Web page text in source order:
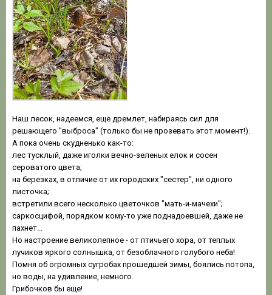
Наш лесок, надеемся, еще дремлет, набираясь сил для
решающего "выброса" (только бы не прозевать этот момент!).
А пока очень скудненько как-то:
лес тусклый, даже иголки вечно-зеленых елок и сосен
сероватого цвета;
на березках, в отличие от их городских "сестер", ни одного
листочка;
встретили всего несколько цветочков "мать-и-мачехи";
cаркосцифой, порядком кому-то уже поднадоевшей, даже не
пахнет...
Но настроение великолепное - от птичьего хора, от теплых
лучиков яркого солнышка, от безоблачного голубого неба!
Помня об огромных сугробах прошедшей зимы, боялись потопа,
но воды, на удивление, немного.
Грибочков бы еще!